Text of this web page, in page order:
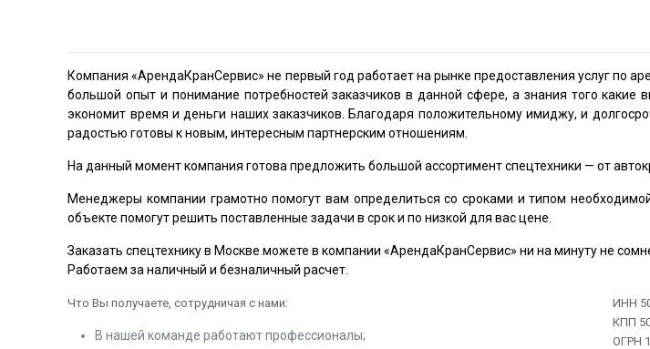
Компания «АрендаКранСервис» не первый год работает на рынке предоставления услуг по
большой опыт и понимание потребностей заказчиков в данной сфере, а знания того
экономит время и деньги наших заказчиков. Благодаря положительному имиджу, и
радостью готовы к новым, интересным партнерским отношениям.
На данный момент компания готова предложить большой ассортимент спецтехники — от
Менеджеры компании грамотно помогут вам определиться со сроками и типом
объекте помогут решить поставленные задачи в срок и по низкой для вас цене.
Заказать спецтехнику в Москве можете в компании «АрендаКранСервис» ни на минуту не
Работаем за наличный и безналичный расчет.
Что Вы получаете, сотрудничая с нами:
В нашей команде работают профессионалы;
ИНН
КПП
ОГРН